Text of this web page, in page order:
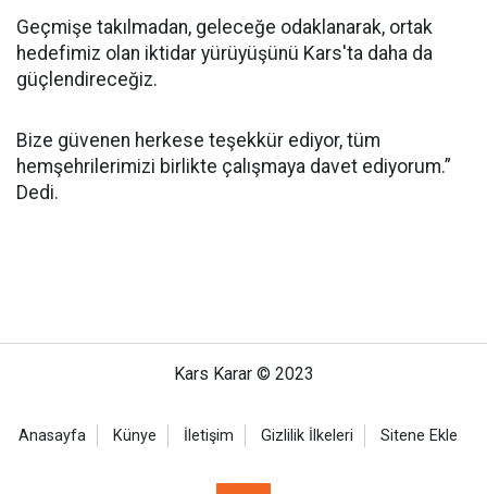
Geçmişe takılmadan, geleceğe odaklanarak, ortak
hedefimiz olan iktidar yürüyüşünü Kars'ta daha da
güçlendireceğiz.
Bize güvenen herkese teşekkür ediyor, tüm
hemşehrilerimizi birlikte çalışmaya davet ediyorum.”
Dedi.
Kars Karar © 2023
Anasayfa Künye İletişim Gizlilik İlkeleri Sitene Ekle